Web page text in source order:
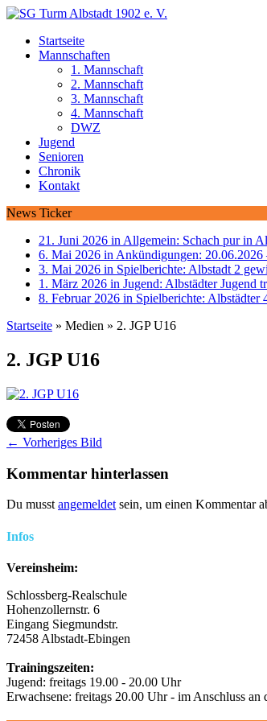
Startseite
Mannschaften
1. Mannschaft
2. Mannschaft
3. Mannschaft
4. Mannschaft
DWZ
Jugend
Senioren
Chronik
Kontakt
News Ticker
21. Juni 2026 in Allgemein: Schach pur in
6. Mai 2026 in Ankündigungen: 20.06.2026
3. Mai 2026 in Spielberichte: Albstadt 2
1. März 2026 in Jugend: Albstädter Jugend
8. Februar 2026 in Spielberichte: Albstädter
Startseite » Medien » 2. JGP U16
2. JGP U16
← Vorheriges Bild
Kommentar hinterlassen
Du musst angemeldet sein, um einen Kommentar
Infos
Vereinsheim:
Schlossberg-Realschule
Hohenzollernstr. 6
Eingang Siegmundstr.
72458 Albstadt-Ebingen
Trainingszeiten:
Jugend: freitags 19.00 - 20.00 Uhr
Erwachsene: freitags 20.00 Uhr - im Anschluss an